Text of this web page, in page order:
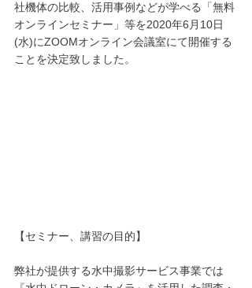
社機体の比較、活用事例などが学べる「無料
オンラインセミナー」等を2020年6月10日
(水)にZOOMオンライン会議室にて開催する
ことを決定致しました。​
【セミナー、講習の目的】
弊社が提供する水中撮影サービス事業では